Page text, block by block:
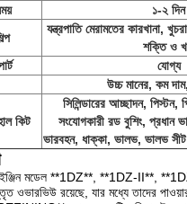
১-২ দিন
যন্ত্রপাতি মেরামতের কারখানা,
শক্তি ও
যোগ্য
উচ্চ মানের, কম
কিট
সিলিন্ডারের আচ্ছাদন, পিস্টন,
সংযোগকারী রড বুশিং, প্রধান
ভারবহন, ধাক্কা, ভালভ, ভালভ
মডেল **1DZ**, **1DZ-II**,
ওভারভিউ রয়েছে, যার মধ্যে তাদের